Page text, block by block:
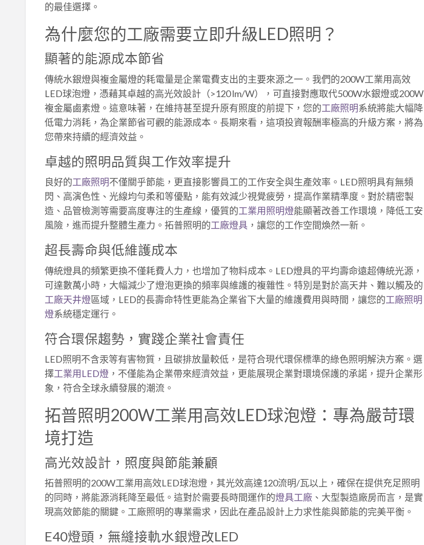
的最佳選擇。
為什麼您的工廠需要立即升級LED照明？
顯著的能源成本節省
傳統水銀燈與複金屬燈的耗電量是企業電費支出的主要來源之一。我們的200W工業用高效
LED球泡燈，憑藉其卓越的高光效設計（>120 lm/W），可直接對應取代500W水銀燈或200W
複金屬鹵素燈。這意味著，在維持甚至提升原有照度的前提下，您的工廠照明系統將能大幅降
低電力消耗，為企業節省可觀的能源成本。長期來看，這項投資報酬率極高的升級方案，將為
您帶來持續的經濟效益。
卓越的照明品質與工作效率提升
良好的工廠照明不僅關乎節能，更直接影響員工的工作安全與生產效率。LED照明具有無頻
閃、高演色性、光線均勻柔和等優點，能有效減少視覺疲勞，提高作業精準度。對於精密製
造、品管檢測等需要高度專注的生產線，優質的工業用照明燈能顯著改善工作環境，降低工安
風險，進而提升整體生產力。拓普照明的工廠燈具，讓您的工作空間煥然一新。
超長壽命與低維護成本
傳統燈具的頻繁更換不僅耗費人力，也增加了物料成本。LED燈具的平均壽命遠超傳統光源，
可達數萬小時，大幅減少了燈泡更換的頻率與維護的複雜性。特別是對於高天井、難以觸及的
工廠天井燈區域，LED的長壽命特性更能為企業省下大量的維護費用與時間，讓您的工廠照明
燈系統穩定運行。
符合環保趨勢，實踐企業社會責任
LED照明不含汞等有害物質，且碳排放量較低，是符合現代環保標準的綠色照明解決方案。選
擇工業用LED燈，不僅能為企業帶來經濟效益，更能展現企業對環境保護的承諾，提升企業形
象，符合全球永續發展的潮流。
拓普照明200W工業用高效LED球泡燈：專為嚴苛環
境打造
高光效設計，照度與節能兼顧
拓普照明的200W工業用高效LED球泡燈，其光效高達120流明/瓦以上，確保在提供充足照明
的同時，將能源消耗降至最低。這對於需要長時間運作的燈具工廠、大型製造廠房而言，是實
現高效節能的關鍵。 工廠照明的專業需求，因此在產品設計上力求性能與節能的完美平衡。
E40燈頭，無縫接軌水銀燈改LED